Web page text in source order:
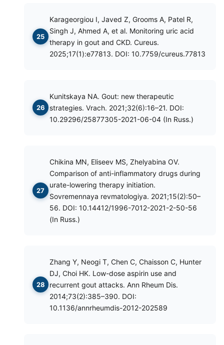
Karageorgiou I, Javed Z, Grooms A, Patel R,
Singh J, Ahmed A, et al. Monitoring uric acid
therapy in gout and CKD. Cureus.
2025;17(1):e77813. DOI: 10.7759/cureus.77813
Kunitskaya NA. Gout: new therapeutic
strategies. Vrach. 2021;32(6):16–21. DOI:
10.29296/25877305-2021-06-04 (In Russ.)
Chikina MN, Eliseev MS, Zhelyabina OV.
Comparison of anti-inflammatory drugs during
urate-lowering therapy initiation.
Sovremennaya revmatologiya. 2021;15(2):50–
56. DOI: 10.14412/1996-7012-2021-2-50-56
(In Russ.)
Zhang Y, Neogi T, Chen C, Chaisson C, Hunter
DJ, Choi HK. Low-dose aspirin use and
recurrent gout attacks. Ann Rheum Dis.
2014;73(2):385–390. DOI:
10.1136/annrheumdis-2012-202589